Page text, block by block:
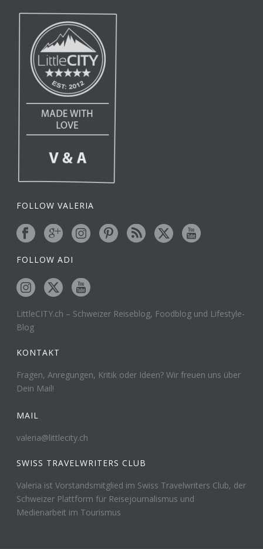
FOLLOW VALERIA
FOLLOW ADI
LittleCITY.ch – Schweizer Reiseblog, Foodblog und Lifestyle-
Blog
KONTAKT
Fragen, Anregungen, Kritik oder Ideen? Wir freuen uns über
Dein Mail!
MAIL
valeria@littlecity.ch
SWISS TRAVELWRITERS CLUB
Valeria ist Vorstandsmitglied im Swiss Travelwriters Club, der
Schweizer Plattform für Reisejournalismus und
Medienarbeit im Tourismus